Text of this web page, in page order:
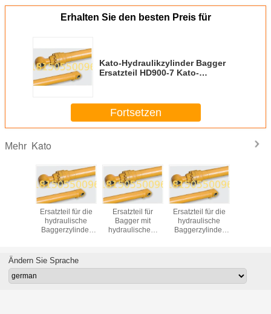
Erhalten Sie den besten Preis für
Kato-Hydraulikzylinder Bagger
Ersatzteil HD900-7 Kato-
Fortsetzen
Mehr Kato
Ersatzteil für die
hydraulische
Baggerzylinder
Ersatzteil für
Bagger mit
hydraulischem
Schwermaschinen
Ersatzteil für die
hydraulische
Baggerzylinder
Ändern Sie Sprache